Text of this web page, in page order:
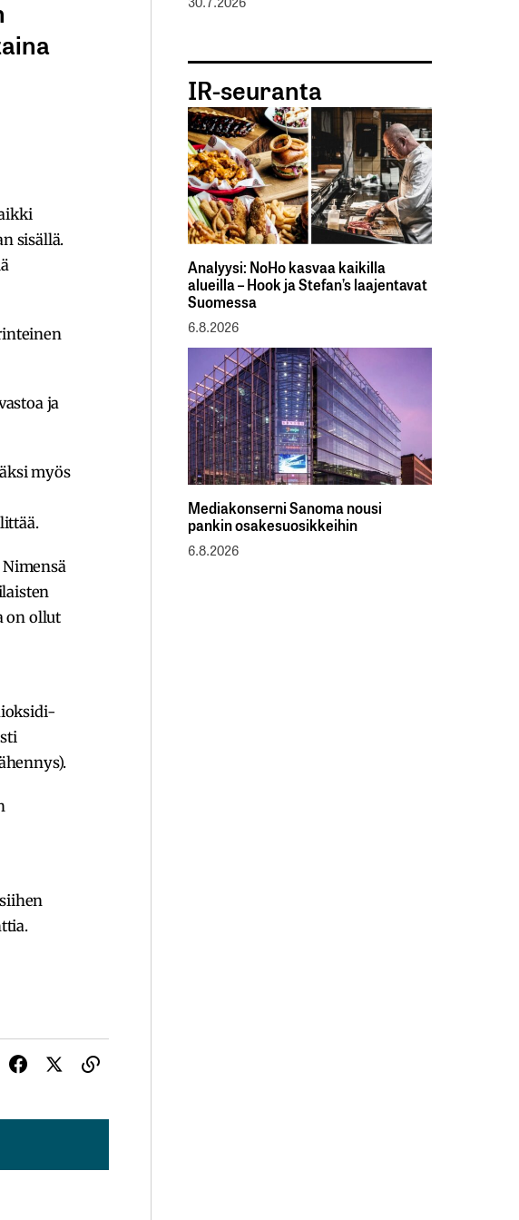
sisällä.
ja
myös
on ollut
IR-seuranta
Analyysi: NoHo kasvaa kaikilla
alueilla – Hook ja Stefan’s laajentavat
Suomessa
6.8.2026
Mediakonserni Sanoma nousi
pankin osakesuosikkeihin
6.8.2026